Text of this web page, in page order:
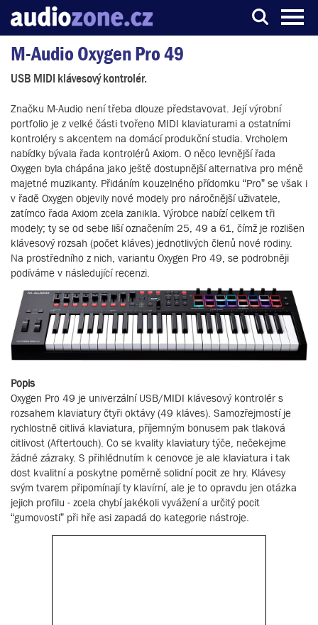
Server o digitálním zpracování zvuku
M-Audio Oxygen Pro 49
USB MIDI klávesový kontrolér.
Značku M-Audio není třeba dlouze představovat. Její výrobní
portfolio je z velké části tvořeno MIDI klaviaturami a ostatními
kontroléry s akcentem na domácí produkční studia. Vrcholem
nabídky bývala řada kontrolérů Axiom. O něco levnější řada
Oxygen byla chápána jako ještě dostupnější alternativa pro méně
majetné muzikanty. Přidáním kouzelného přídomku “Pro” se však i
v řadě Oxygen objevily nové modely pro náročnější uživatele,
zatímco řada Axiom zcela zanikla. Výrobce nabízí celkem tři
modely; ty se od sebe liší označením 25, 49 a 61, čímž je rozlišen
klávesový rozsah (počet kláves) jednotlivých členů nové rodiny.
Na prostředního z nich, variantu Oxygen Pro 49, se podrobněji
podíváme v následující recenzi.
Popis
Oxygen Pro 49 je univerzální USB/MIDI klávesový kontrolér s
rozsahem klaviatury čtyři oktávy (49 kláves). Samozřejmostí je
rychlostně citlivá klaviatura, příjemným bonusem pak tlaková
citlivost (Aftertouch). Co se kvality klaviatury týče, nečekejme
žádné zázraky. S přihlédnutím k cenovce je ale klaviatura i tak
dost kvalitní a poskytne poměrně solidní pocit ze hry. Klávesy
svým tvarem připomínají ty klavírní, ale je to opravdu jen otázka
jejich profilu - zcela chybí jakékoli vyvážení a určitý pocit
“gumovosti” při hře asi zapadá do kategorie nástroje.